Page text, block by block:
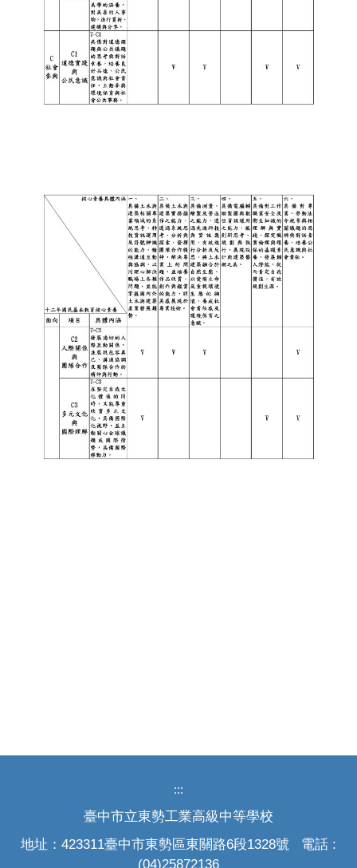
:::
臺中市立東勢工業高級中等學校
地址：423311臺中市東勢區東關路6段1328號 電話 :
(04)25872136